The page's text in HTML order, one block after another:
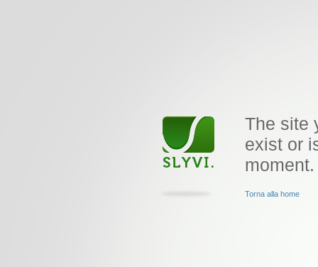
The site
exist or
moment.
Torna alla home